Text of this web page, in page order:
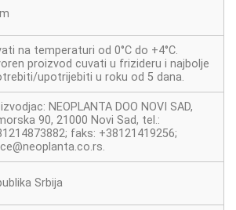
na temperaturi od 0°C do +4°C.
proizvod cuvati u frizideru i najbolje
upotrijebiti u roku od 5 dana.
NEOPLANTA DOO NOVI SAD,
90, 21000 Novi Sad, tel.:
faks: +38121419256;
Srbija